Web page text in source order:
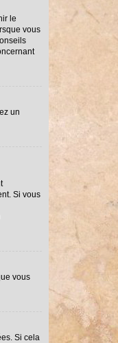
le
vous
un
Si vous
vous
Si cela